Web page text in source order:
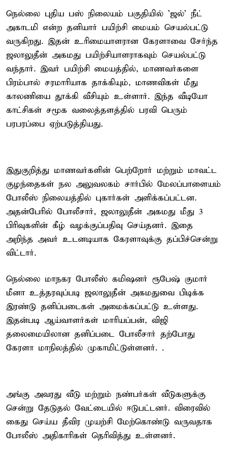
நெல்லை புதிய பஸ் நிலையம் பகுதியில் 'ஜல்' நீட்
அகாடமி என்ற தனியார் பயிற்சி மையம் செயல்பட்டு
வருகிறது. இதன் உரிமையாளரான கேரளாவை சேர்ந்த
ஜலாலுதீன் அகமது பயிற்சியாளராகவும் செயல்பட்டு
வந்தார். இவர் பயிற்சி மையத்தில், மாணவர்களை
பிரம்பால் சரமாரியாக தாக்கியும், மாணவிகள் மீது
காலணியை தூக்கி வீசியும் உள்ளார். இந்த வீடியோ
காட்சிகள் சமூக வலைத்தளத்தில் பரவி பெரும்
பரபரப்பை ஏற்படுத்தியது.
இதுகுறித்து மாணவர்களின் பெற்றோர் மற்றும் மாவட்ட
குழந்தைகள் நல அலுவலகம் சார்பில் மேலப்பாளையம்
போலீஸ் நிலையத்தில் புகார்கள் அளிக்கப்பட்டன.
அதன்பேரில் போலீசார், ஜலாலுதீன் அகமது மீது 3
பிரிவுகளின் கீழ் வழக்குப்பதிவு செய்தனர். இதை
அறிந்த அவர் உடனடியாக கேரளாவுக்கு தப்பிச்சென்று
விட்டார்.
நெல்லை மாநகர போலீஸ் கமிஷனர் ரூபேஷ் குமார்
மீனா உத்தரவுப்படி ஜலாலுதீன் அகமதுவை பிடிக்க
இரண்டு தனிப்படைகள் அமைக்கப்பட்டு உள்ளது.
இதன்படி ஆய்வாளர்கள் மாரியப்பன், விஜி
தலைமையிலான தனிப்படை போலீசார் தற்போது
கேரளா மாநிலத்தில் முகாமிட்டுள்ளனர். .
அங்கு அவரது வீடு மற்றும் நண்பர்கள் வீடுகளுக்கு
சென்று தேடுதல் வேட்டையில் ஈடுபட்டனர். விரைவில்
கைது செய்ய தீவிர முயற்சி மேற்கொண்டு வருவதாக
போலீஸ் அதிகாரிகள் தெரிவித்து உள்ளனர்.